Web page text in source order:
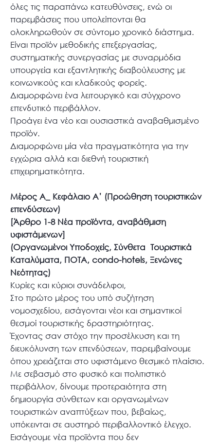
όλες τις παραπάνω κατευθύνσεις, ενώ οι
παρεμβάσεις που υπολείπονται θα
ολοκληρωθούν σε σύντομο χρονικό διάστημα.
Είναι προϊόν μεθοδικής επεξεργασίας,
συστηματικής συνεργασίας με συναρμόδια
υπουργεία και εξαντλητικής διαβούλευσης με
κοινωνικούς και κλαδικούς φορείς.
Διαμορφώνει ένα λειτουργικό και σύγχρονο
επενδυτικό περιβάλλον.
Προάγει ένα νέο και ουσιαστικά αναβαθμισμένο
προϊόν.
Διαμορφώνει μία νέα πραγματικότητα για την
εγχώρια αλλά και διεθνή τουριστική
επιχειρηματικότητα.
Μέρος Α_ Κεφάλαιο Α’ (Προώθηση τουριστικών
επενδύσεων)
[Άρθρο 1-8 Νέα προϊόντα, αναβάθμιση
υφιστάμενων]
(Οργανωμένοι Υποδοχείς, Σύνθετα Τουριστικά
Καταλύματα, ΠΟΤΑ, condo-hotels, Ξενώνες
Νεότητας)
Κυρίες και κύριοι συνάδελφοι,
Στο πρώτο μέρος του υπό συζήτηση
νομοσχεδίου, εισάγονται νέοι και σημαντικοί
θεσμοί τουριστικής δραστηριότητας.
Έχοντας σαν στόχο την προσέλκυση και τη
διευκόλυνση των επενδύσεων, παρεμβαίνουμε
όπου χρειάζεται στο υφιστάμενο θεσμικό πλαίσιο.
Με σεβασμό στο φυσικό και πολιτιστικό
περιβάλλον, δίνουμε προτεραιότητα στη
δημιουργία σύνθετων και οργανωμένων
τουριστικών αναπτύξεων που, βεβαίως,
υπόκεινται σε αυστηρό περιβαλλοντικό έλεγχο.
Εισάγουμε νέα προϊόντα που δεν